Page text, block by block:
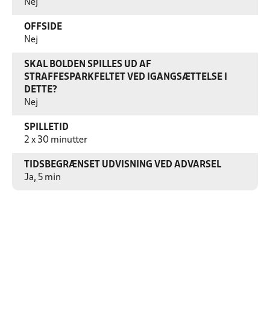
Nej
OFFSIDE
Nej
SKAL BOLDEN SPILLES UD AF
STRAFFESPARKFELTET VED IGANGSÆTTELSE I
DETTE?
Nej
SPILLETID
2 x 30 minutter
TIDSBEGRÆNSET UDVISNING VED ADVARSEL
Ja, 5 min